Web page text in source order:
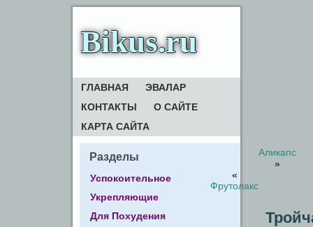
Bikus.ru
ГЛАВНАЯ
ЭВАЛАР
КОНТАКТЫ
О САЙТЕ
КАРТА САЙТА
Разделы
Успокоительное
Укрепляющие
Для Похудения
Аликапс
»
«
Фрутолакс